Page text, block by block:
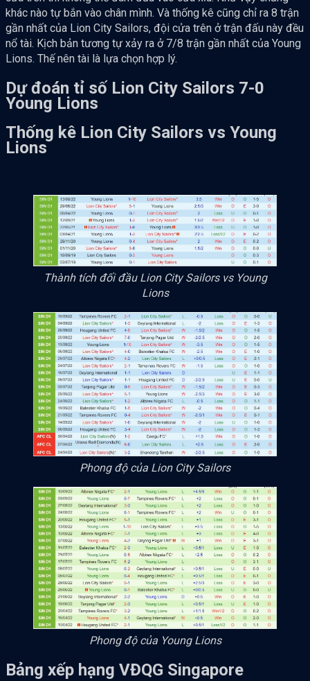
khác nào tự bắn vào chân mình. Và thống kê cũng chỉ ra 8 trận
gần nhất của Lion City Sailors, đội cửa trên ở trận đấu này đều
nổ tài. Kịch bản tương tự xảy ra ở 7/8 trận gần nhất của Young
Lions. Thế nên tài là lựa chọn hợp lý.
Dự đoán tỉ số Lion City Sailors 7-0
Young Lions
Thống kê Lion City Sailors vs Young
Lions
Thành tích đối đầu Lion City Sailors vs Young
Lions
Phong độ của Lion City Sailors
Phong độ của Young Lions
Bảng xếp hạng VĐQG Singapore